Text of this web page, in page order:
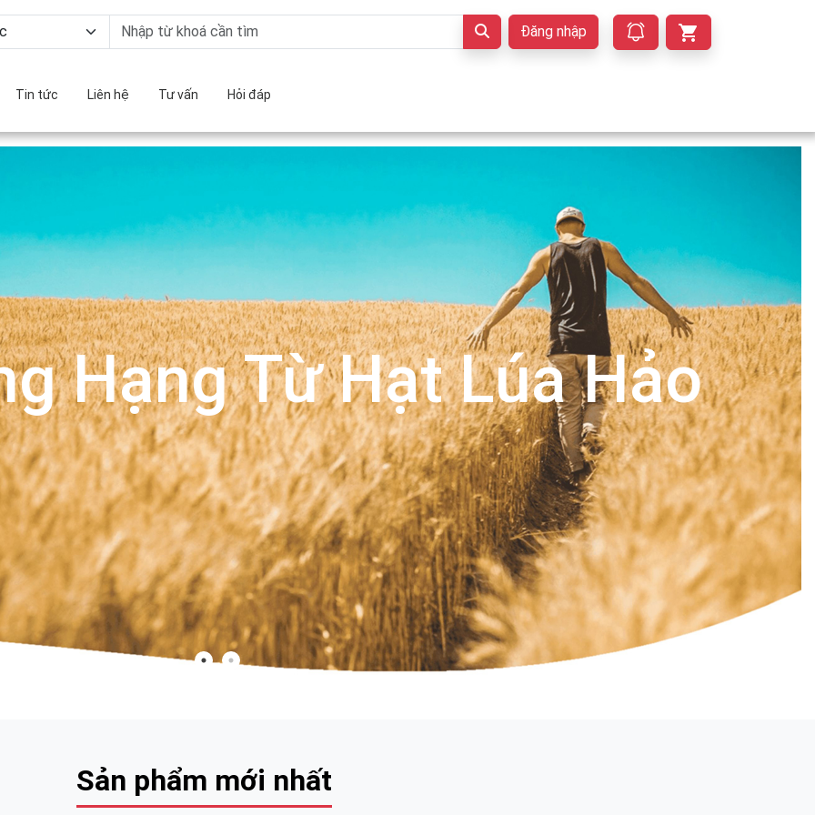
Đăng nhập
Tin tức Liên hệ Tư vấn Hỏi đáp
Hạng Từ Hạt Lúa Hảo
Sản phẩm mới nhất